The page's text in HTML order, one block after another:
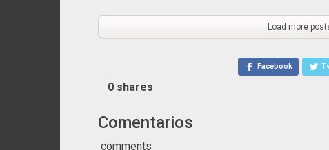
Load more
Facebook
0 shares
Comentarios
comments